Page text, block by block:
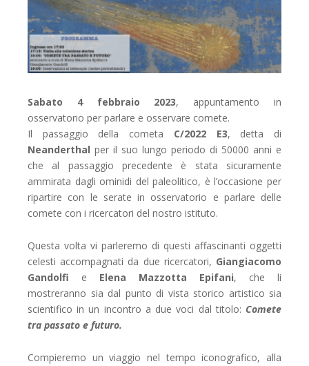
Sabato 4 febbraio 2023, appuntamento in
osservatorio per parlare e osservare comete.
Il passaggio della cometa C/2022 E3, detta di
Neanderthal per il suo lungo periodo di 50000 anni e
che al passaggio precedente è stata sicuramente
ammirata dagli ominidi del paleolitico, è l’occasione per
ripartire con le serate in osservatorio e parlare delle
comete con i ricercatori del nostro istituto.
Questa volta vi parleremo di questi affascinanti oggetti
celesti accompagnati da due ricercatori, Giangiacomo
Gandolfi e Elena Mazzotta Epifani, che li
mostreranno sia dal punto di vista storico artistico sia
scientifico in un incontro a due voci dal titolo: Comete
tra passato e futuro.
Compieremo un viaggio nel tempo iconografico, alla